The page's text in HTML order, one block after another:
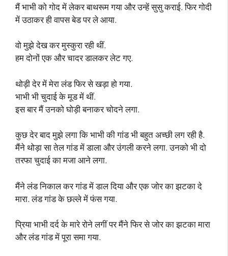
मैं भाभी को गोद में लेकर बाथरूम गया और उन्हें सुसु कराई. फिर गोदी
में उठाकर ही वापस बेड पर ले आया.
वो मुझे देख कर मुस्कुरा रही थीं.
हम दोनों एक और चादर डालकर लेट गए.
थोड़ी देर में मेरा लंड फिर से खड़ा हो गया.
भाभी भी चुदाई के मूड में थीं.
इस बार मैं उनको घोड़ी बनाकर चोदने लगा.
कुछ देर बाद मुझे लगा कि भाभी की गांड भी बहुत अच्छी लग रही है.
मैंने थोड़ा सा तेल गांड में डाला और उंगली करने लगा. उनको भी दो
तरफा चुदाई का मजा आने लगा.
मैंने लंड निकाल कर गांड में डाल दिया और एक जोर का झटका दे
मारा. लंड गांड के छल्ले में फंस गया.
प्रिया भाभी दर्द के मारे रोने लगीं पर मैंने फिर से जोर का झटका मारा
और लंड गांड में पूरा समा गया.